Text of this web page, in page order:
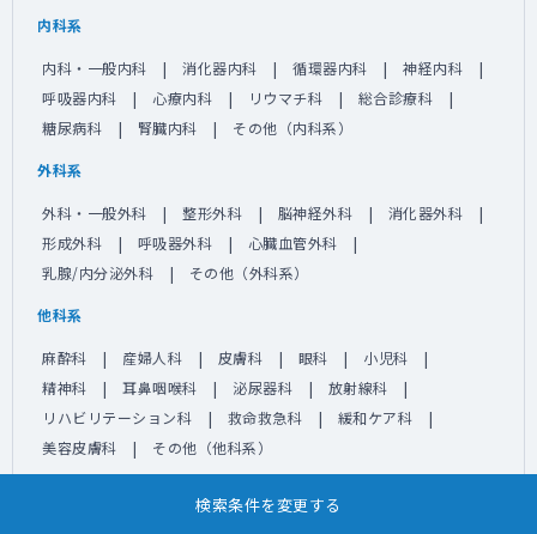
検索条件を変更する
内科系
内科・一般内科 消化器内科 循環器内科
神経内科
呼吸器内科
心療内科 リウマチ科
総合診療科
糖尿病科
腎臓内科 その他（内科系）
外科系
外科・一般外科 整形外科 脳神経外科
消化器外科
形成外科
呼吸器外科
心臓血管外科
乳腺/内分泌外科
その他（外科系）
他科系
麻酔科 産婦人科 皮膚科 眼科
小児科
精神科
耳鼻咽喉科 泌尿器科
放射線科
リハビリテーション科
救命救急科
緩和ケア科
美容皮膚科
その他（他科系）